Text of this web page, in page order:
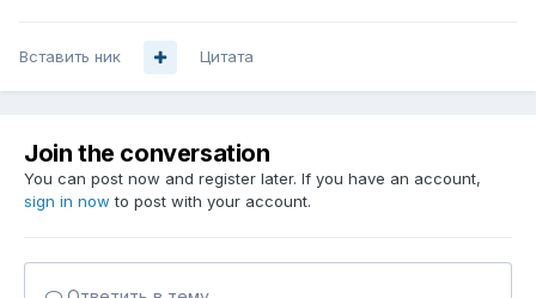
Вставить ник Цитата
Join the conversation
You can post now and register later. If you have an account,
sign in now to post with your account.